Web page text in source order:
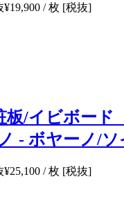
¥19,900 / 枚 [税抜]
板/イビボー
- ボヤーノ/ソ
¥25,100 / 枚 [税抜]